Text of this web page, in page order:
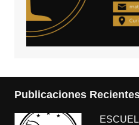
Publicaciones